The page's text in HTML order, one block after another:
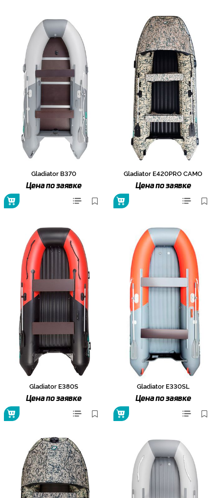
Gladiator B370
Цена по заявке
Gladiator E420PRO CAMO
Цена по заявке
Gladiator E380S
Цена по заявке
Gladiator E330SL
Цена по заявке